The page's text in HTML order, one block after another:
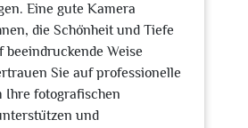
Eine gute Kamera
die Schönheit und Tiefe
Weise
Sie auf professionelle
Ihre fotografischen
und